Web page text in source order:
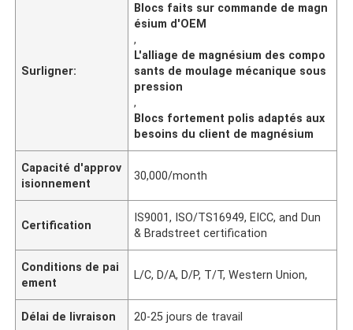
Surligner:
Blocs faits sur commande de magn
ésium d'OEM
,
L'alliage de magnésium des compo
sants de moulage mécanique sous
pression
,
Blocs fortement polis adaptés aux
besoins du client de magnésium
Capacité d'approv
isionnement
30,000/month
Certification
IS9001, ISO/TS16949, EICC, and Dun
& Bradstreet certification
Conditions de pai
ement
L/C, D/A, D/P, T/T, Western Union,
Délai de livraison 20-25 jours de travail